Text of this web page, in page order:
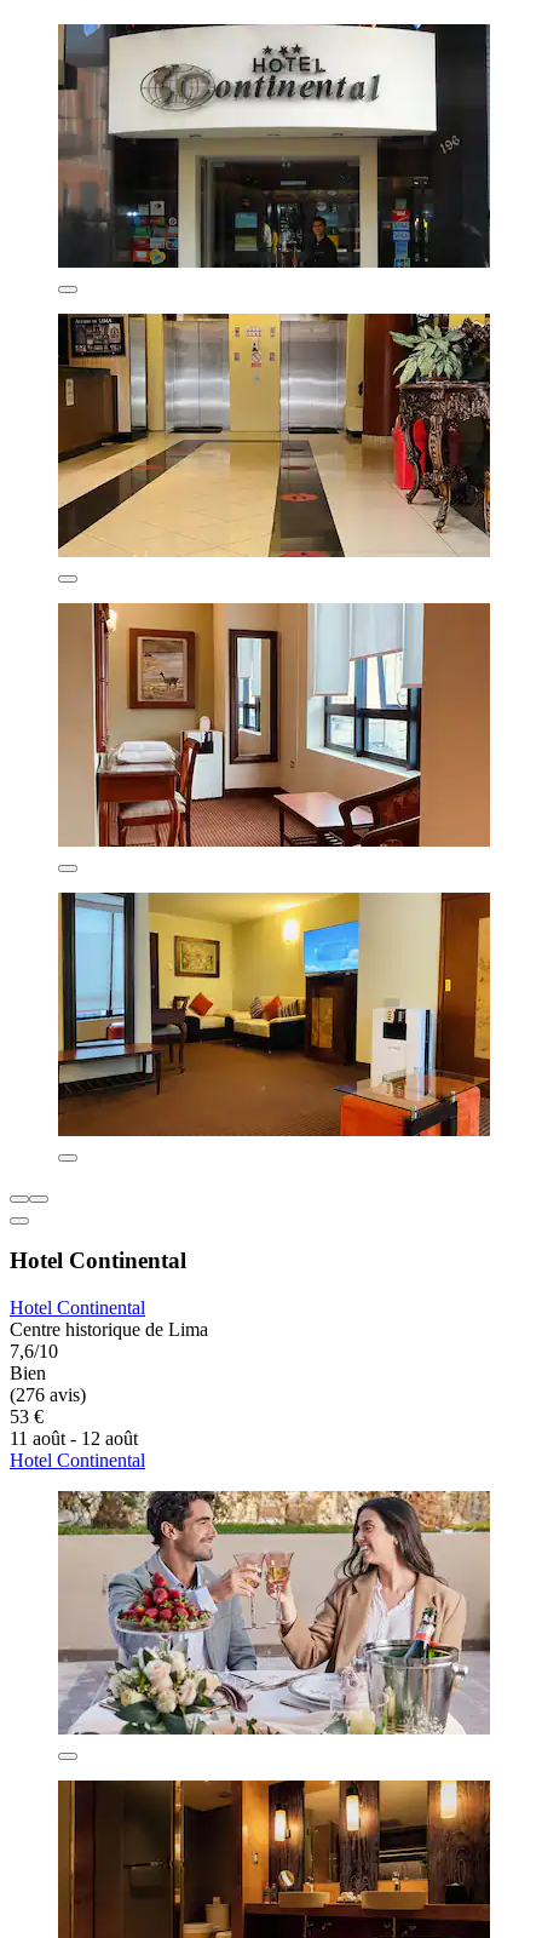
Hotel Continental
Hotel Continental
Centre historique de Lima
7,6/10
Bien
(276 avis)
53 €
11 août - 12 août
Hotel Continental